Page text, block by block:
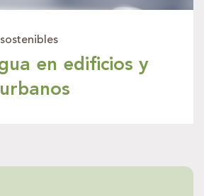
WELL en
España:
ROI y
en edificios y